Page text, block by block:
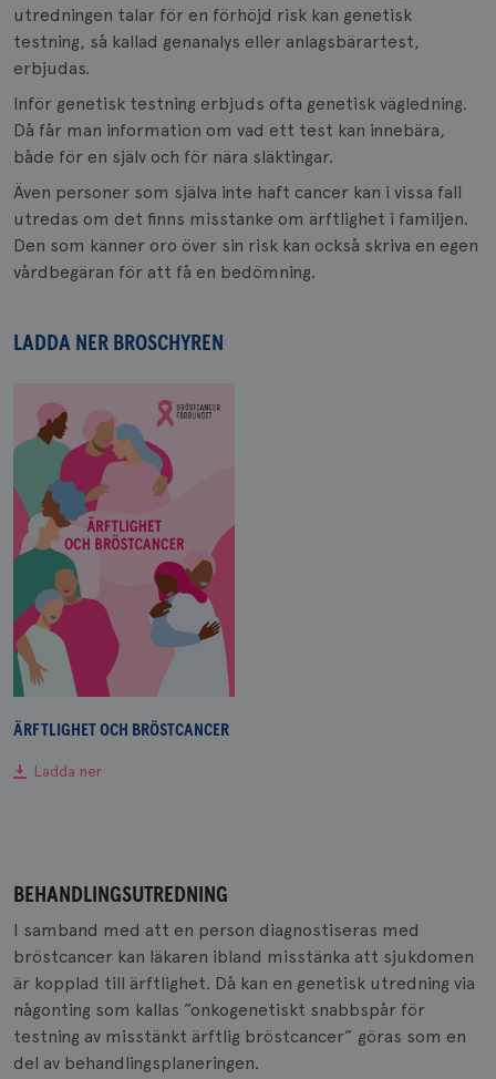
utredningen talar för en förhöjd risk kan genetisk
testning, så kallad genanalys eller anlagsbärartest,
erbjudas.
Inför genetisk testning erbjuds ofta genetisk vägledning.
Då får man information om vad ett test kan innebära,
både för en själv och för nära släktingar.
Även personer som själva inte haft cancer kan i vissa fall
utredas om det finns misstanke om ärftlighet i familjen.
Den som känner oro över sin risk kan också skriva en egen
vårdbegäran för att få en bedömning.
LADDA NER BROSCHYREN
ÄRFTLIGHET OCH BRÖSTCANCER
Ladda ner
BEHANDLINGSUTREDNING
I samband med att en person diagnostiseras med
bröstcancer kan läkaren ibland misstänka att sjukdomen
är kopplad till ärftlighet. Då kan en genetisk utredning via
någonting som kallas ”onkogenetiskt snabbspår för
testning av misstänkt ärftlig bröstcancer” göras som en
del av behandlingsplaneringen.